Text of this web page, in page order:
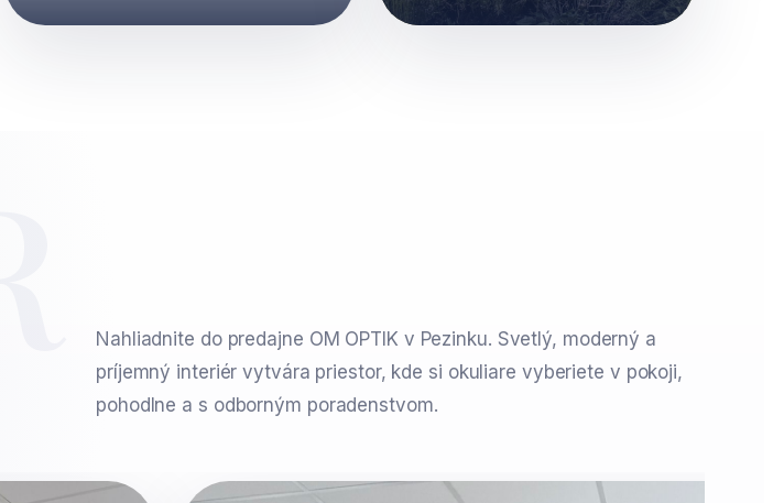
Nahliadnite do predajne OM OPTIK v Pezinku. Svetlý, moderný a
príjemný interiér vytvára priestor, kde si okuliare vyberiete v pokoji,
pohodlne a s odborným poradenstvom.